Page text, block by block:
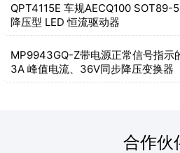
QPT4115E 车规AECQ100 SOT89-
降压型 LED 恒流驱动器
MP9943GQ-Z带电源正常信号指示
3A 峰值电流、36V同步降压变换器
合作伙